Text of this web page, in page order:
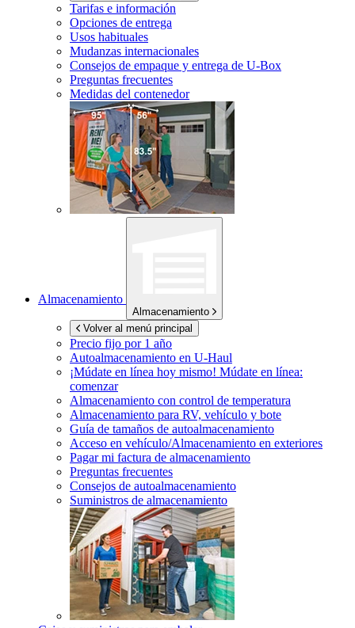
Tarifas e información
Opciones de entrega
Usos habituales
Mudanzas internacionales
Consejos de empaque y entrega de U-Box
Preguntas frecuentes
Medidas del contenedor
Almacenamiento
Almacenamiento
Volver al menú principal
Precio fijo por 1 año
Autoalmacenamiento en U-Haul
¡Múdate en línea hoy mismo! Múdate en línea:
comenzar
Almacenamiento con control de temperatura
Almacenamiento para RV, vehículo y bote
Guía de tamaños de autoalmacenamiento
Acceso en vehículo/Almacenamiento en exteriores
Pagar mi factura de almacenamiento
Preguntas frecuentes
Consejos de autoalmacenamiento
Suministros de almacenamiento